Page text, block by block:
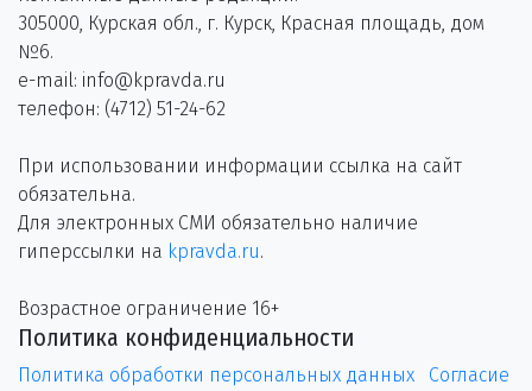
305000, Курская обл., г. Курск, Красная площадь, дом
№6.
e-mail: info@kpravda.ru
телефон: (4712) 51-24-62
При использовании информации ссылка на сайт
обязательна.
Для электронных СМИ обязательно наличие
гиперссылки на kpravda.ru.
Возрастное ограничение 16+
Политика конфиденциальности
Политика обработки персональных данных
Согласие